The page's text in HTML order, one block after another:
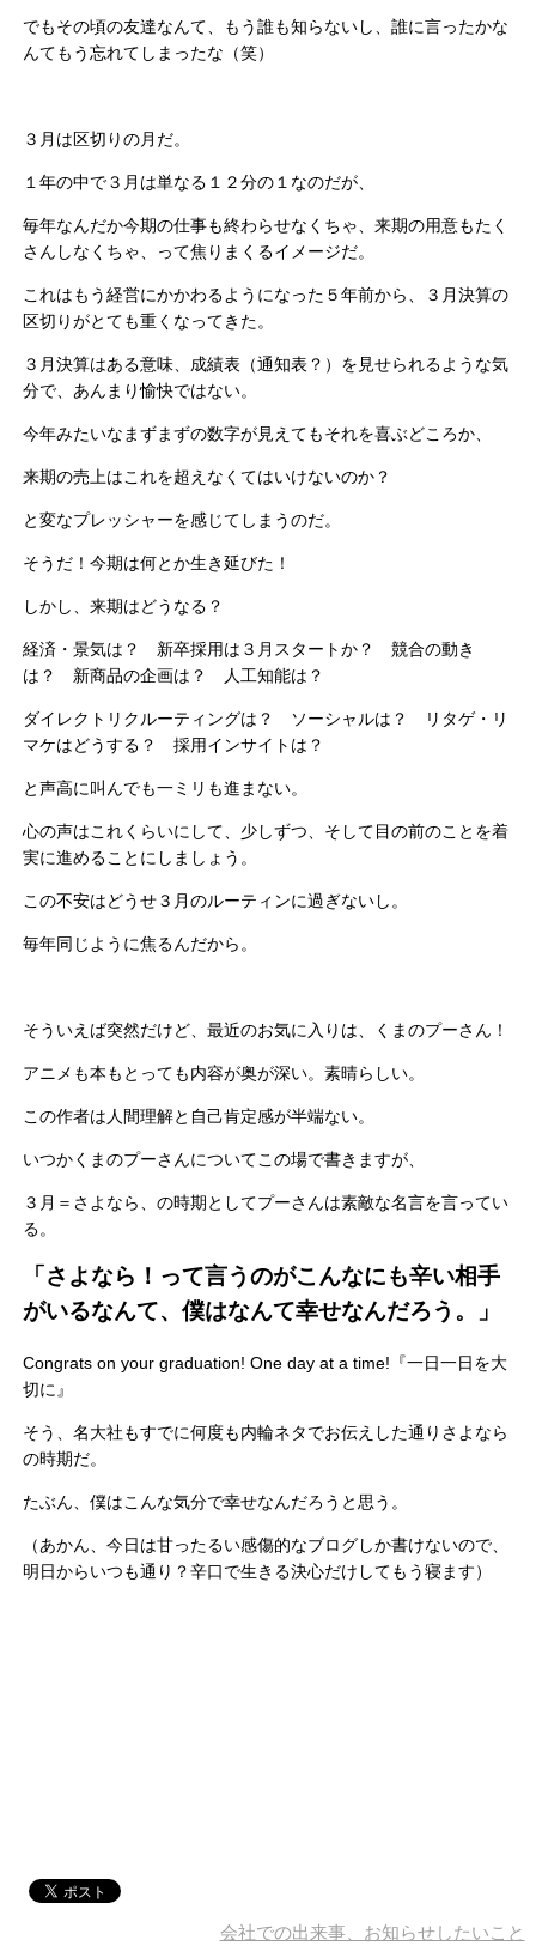
でもその頃の友達なんて、もう誰も知らないし、誰に言ったかな
んてもう忘れてしまったな（笑）
３月は区切りの月だ。
１年の中で３月は単なる１２分の１なのだが、
毎年なんだか今期の仕事も終わらせなくちゃ、来期の用意もたく
さんしなくちゃ、って焦りまくるイメージだ。
これはもう経営にかかわるようになった５年前から、３月決算の
区切りがとても重くなってきた。
３月決算はある意味、成績表（通知表？）を見せられるような気
分で、あんまり愉快ではない。
今年みたいなまずまずの数字が見えてもそれを喜ぶどころか、
来期の売上はこれを超えなくてはいけないのか？
と変なプレッシャーを感じてしまうのだ。
そうだ！今期は何とか生き延びた！
しかし、来期はどうなる？
経済・景気は？ 新卒採用は３月スタートか？ 競合の動き
は？ 新商品の企画は？ 人工知能は？
ダイレクトリクルーティングは？ ソーシャルは？ リタゲ・リ
マケはどうする？ 採用インサイトは？
と声高に叫んでも一ミリも進まない。
心の声はこれくらいにして、少しずつ、そして目の前のことを着
実に進めることにしましょう。
この不安はどうせ３月のルーティンに過ぎないし。
毎年同じように焦るんだから。
そういえば突然だけど、最近のお気に入りは、くまのプーさん！
アニメも本もとっても内容が奥が深い。素晴らしい。
この作者は人間理解と自己肯定感が半端ない。
いつかくまのプーさんについてこの場で書きますが、
３月＝さよなら、の時期としてプーさんは素敵な名言を言ってい
る。
「さよなら！って言うのがこんなにも辛い相手
がいるなんて、僕はなんて幸せなんだろう。」
Congrats on your graduation! One day at a time!『一日一日を大
切に』
そう、名大社もすでに何度も内輪ネタでお伝えした通りさよなら
の時期だ。
たぶん、僕はこんな気分で幸せなんだろうと思う。
（あかん、今日は甘ったるい感傷的なブログしか書けないので、
明日からいつも通り？辛口で生きる決心だけしてもう寝ます）
会社での出来事、お知らせしたいこと